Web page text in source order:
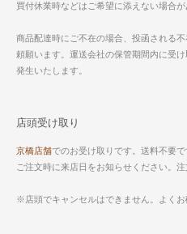
買付休業時などはご希望に添えない場合が
商品配達時にご不在の場合、投函される
頼願います。運送会社の保管期間内に受
発生いたします。
店頭受け取り
京橋店舗でのお受け取りです。送料不要で
ご注文時に来店日をお知らせください。
※店頭でキャンセルはできません。よくお